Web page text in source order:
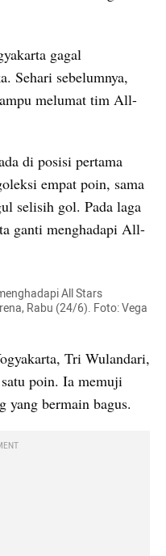
gagal
Sehari sebelumnya,
melumat tim All-
di posisi pertama
empat poin, sama
selisih gol. Pada laga
ganti menghadapi All-
All Stars
Rabu (24/6). Foto: Vega
Tri Wulandari,
poin. Ia memuji
yang bermain bagus.